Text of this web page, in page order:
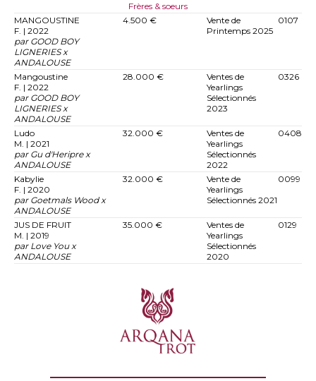
Frères & soeurs
MANGOUSTINE
F. | 2022
par GOOD BOY
LIGNERIES x
ANDALOUSE
4.500 €
Vente de
Printemps 2025
0107
Mangoustine
F. | 2022
par GOOD BOY
LIGNERIES x
ANDALOUSE
28.000 €
Ventes de
Yearlings
Sélectionnés
2023
0326
Ludo
M. | 2021
par Gu d'Heripre x
ANDALOUSE
32.000 €
Ventes de
Yearlings
Sélectionnés
2022
0408
Kabylie
F. | 2020
par Goetmals Wood x
ANDALOUSE
32.000 €
Vente de
Yearlings
Sélectionnés 2021
0099
JUS DE FRUIT
M. | 2019
par Love You x
ANDALOUSE
35.000 €
Ventes de
Yearlings
Sélectionnés
2020
0129